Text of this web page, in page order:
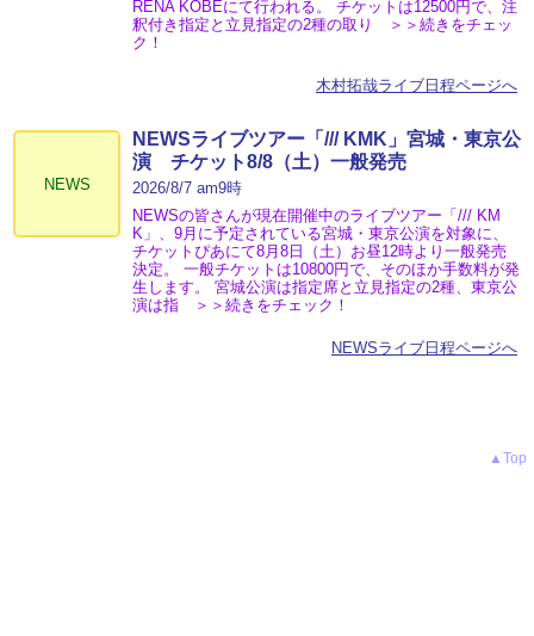
RENA KOBEにて行われる。 チケットは12500円で、注
釈付き指定と立見指定の2種の取り ＞＞続きをチェッ
ク！
木村拓哉ライブ日程ページへ
NEWS
NEWSライブツアー「/// KMK」宮城・東京公
演 チケット8/8（土）一般発売
2026/8/7 am9時
NEWSの皆さんが現在開催中のライブツアー「/// KM
K」、9月に予定されている宮城・東京公演を対象に、
チケットぴあにて8月8日（土）お昼12時より一般発売
決定。 一般チケットは10800円で、そのほか手数料が発
生します。 宮城公演は指定席と立見指定の2種、東京公
演は指 ＞＞続きをチェック！
NEWSライブ日程ページへ
▲Top